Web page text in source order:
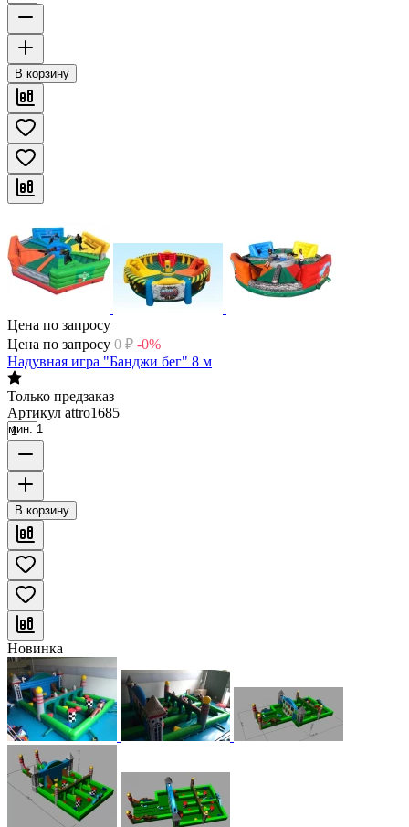
В корзину
Цена по запросу
Цена по запросу 0 ₽ -0%
Надувная игра "Банджи бег" 8 м
Только предзаказ
Артикул attro1685
мин. 1
В корзину
Новинка